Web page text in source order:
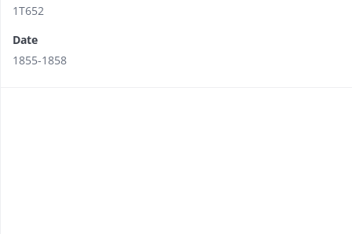
1T652
Date
1855-1858